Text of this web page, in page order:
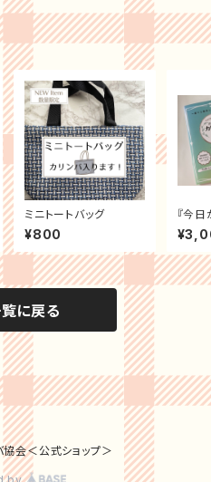
ミニトートバッグ
¥800
『今
てが
(２冊
に戻る
会＜公式ショップ＞